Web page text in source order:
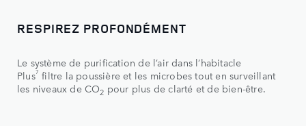
RESPIREZ PROFONDÉMENT
Le système de purification de l’air dans l’habitacle
Plus7 filtre la poussière et les microbes tout en surveillant
les niveaux de CO2 pour plus de clarté et de bien-être.